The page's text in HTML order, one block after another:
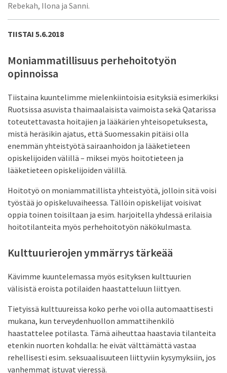
Rebekah, Ilona ja Sanni.
TIISTAI 5.6.2018
Moniammatillisuus perhehoitotyön
opinnoissa
Tiistaina kuuntelimme mielenkiintoisia esityksiä esimerkiksi
Ruotsissa asuvista thaimaalaisista vaimoista sekä Qatarissa
toteutettavasta hoitajien ja lääkärien yhteisopetuksesta,
mistä heräsikin ajatus, että Suomessakin pitäisi olla
enemmän yhteistyötä sairaanhoidon ja lääketieteen
opiskelijoiden välillä – miksei myös hoitotieteen ja
lääketieteen opiskelijoiden välillä.
Hoitotyö on moniammatillista yhteistyötä, jolloin sitä voisi
työstää jo opiskeluvaiheessa. Tällöin opiskelijat voisivat
oppia toinen toisiltaan ja esim. harjoitella yhdessä erilaisia
hoitotilanteita myös perhehoitotyön näkökulmasta.
Kulttuurierojen ymmärrys tärkeää
Kävimme kuuntelemassa myös esityksen kulttuurien
välisistä eroista potilaiden haastatteluun liittyen.
Tietyissä kulttuureissa koko perhe voi olla automaattisesti
mukana, kun terveydenhuollon ammattihenkilö
haastattelee potilasta. Tämä aiheuttaa haastavia tilanteita
etenkin nuorten kohdalla: he eivät välttämättä vastaa
rehellisesti esim. seksuaalisuuteen liittyviin kysymyksiin, jos
vanhemmat istuvat vieressä.